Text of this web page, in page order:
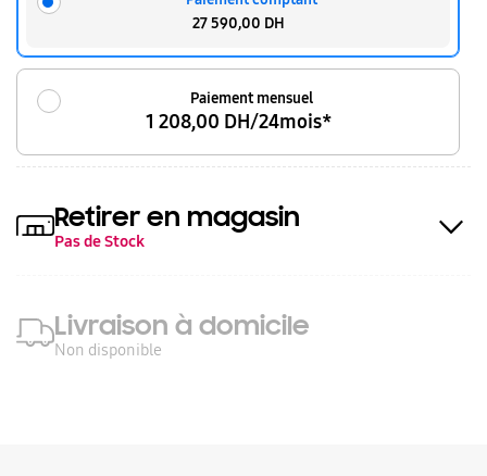
27 590,00 DH
Paiement mensuel
1 208,00 DH/24mois*
Retirer en magasin
Pas de Stock
Livraison à domicile
Non disponible